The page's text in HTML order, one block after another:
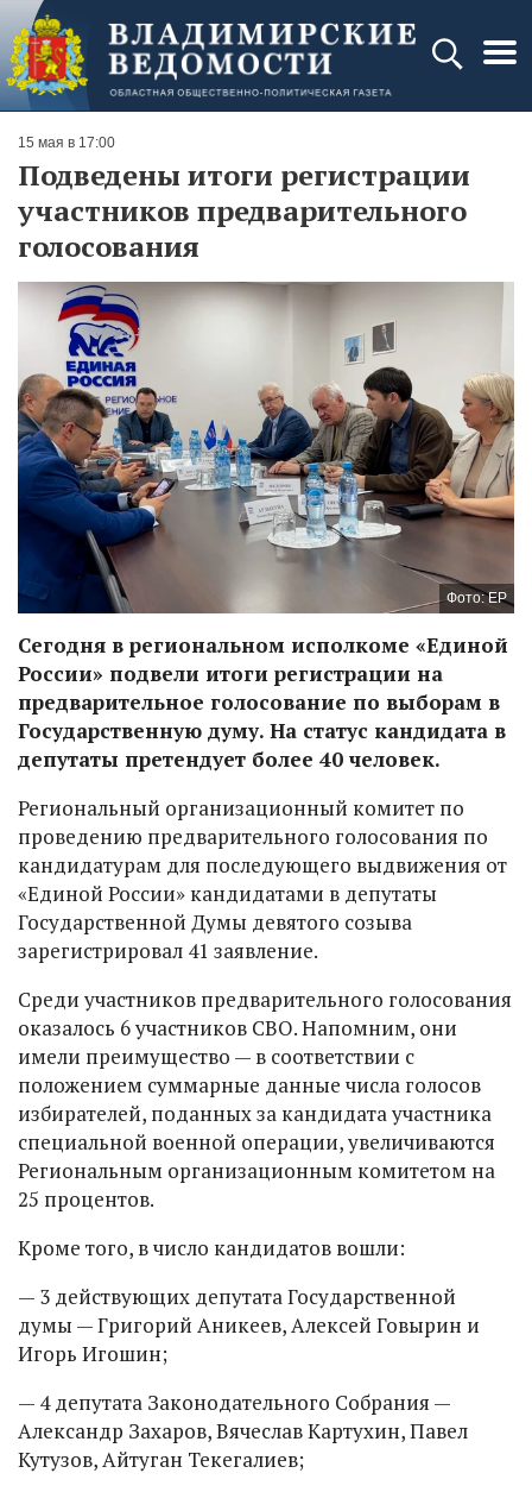
15 мая в 17:00
Подведены итоги регистрации
участников предварительного
голосования
Фото: ЕР
Сегодня в региональном исполкоме «Единой
России» подвели итоги регистрации на
предварительное голосование по выборам в
Государственную думу. На статус кандидата в
депутаты претендует более 40 человек.
Региональный организационный комитет по
проведению предварительного голосования по
кандидатурам для последующего выдвижения от
«Единой России» кандидатами в депутаты
Государственной Думы девятого созыва
зарегистрировал 41 заявление.
Среди участников предварительного голосования
оказалось 6 участников СВО. Напомним, они
имели преимущество — в соответствии с
положением суммарные данные числа голосов
избирателей, поданных за кандидата участника
специальной военной операции, увеличиваются
Региональным организационным комитетом на
25 процентов.
Кроме того, в число кандидатов вошли:
— 3 действующих депутата Государственной
думы — Григорий Аникеев, Алексей Говырин и
Игорь Игошин;
— 4 депутата Законодательного Собрания —
Александр Захаров, Вячеслав Картухин, Павел
Кутузов, Айтуган Текегалиев;